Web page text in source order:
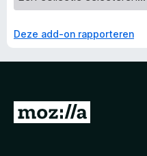
Deze add-on rapporteren
N